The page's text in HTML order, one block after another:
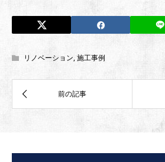
リノベーション,施工事例